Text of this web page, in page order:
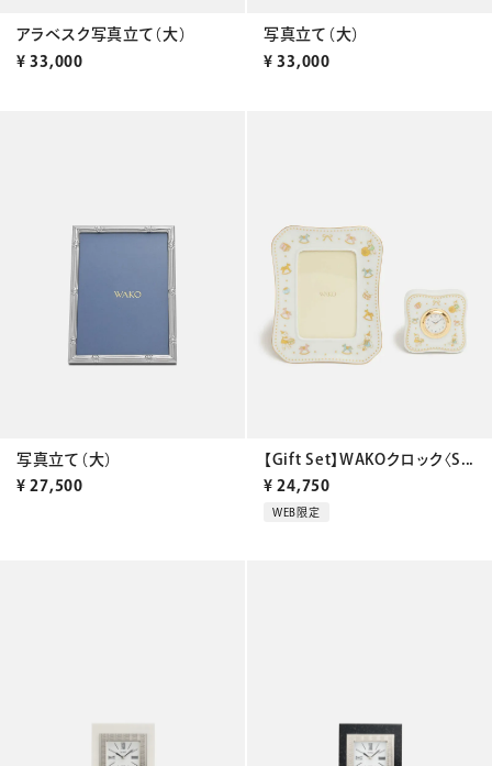
アラベスク写真立て（大）
¥ 33,000
写真立て（大）
¥ 33,000
写真立て（大）
¥ 27,500
【Gift Set】WAKOクロック〈S...
¥ 24,750
WEB限定